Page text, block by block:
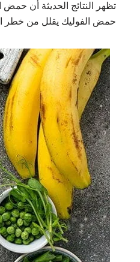
تظهر النتائج الحديثة أن
حمض الفوليك يقلل من خطر